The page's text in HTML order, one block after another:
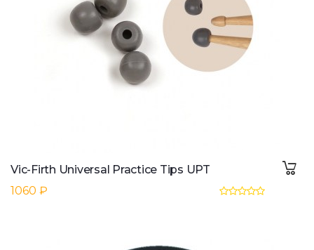
Vic-Firth Universal Practice Tips UPT
1060 ₽